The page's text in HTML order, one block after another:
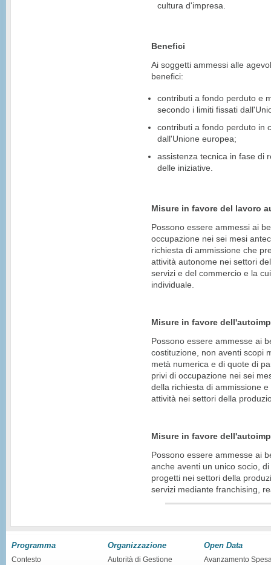
cultura d'impresa.
Benefici
Ai soggetti ammessi alle
benefici:
contributi a fondo perduto e
secondo i limiti fissati
contributi a fondo perduto in
dall'Unione europea;
assistenza tecnica in fase di
delle iniziative.
Misure in favore del lavoro
Possono essere ammessi ai
occupazione nei sei mesi
richiesta di ammissione che
attività autonome nei settori
servizi e del commercio e la
individuale.
Misure in favore
Possono essere ammesse ai
costituzione, non aventi scopi
metà numerica e di quote di
privi di occupazione nei sei
della richiesta di ammissione
attività nei settori della
Misure in favore
Possono essere ammesse ai
anche aventi un unico socio,
progetti nei settori della
servizi mediante franchising,
Programma
Contesto
Organizzazione
Autorità di Gestione
Open Data
Avanzamento